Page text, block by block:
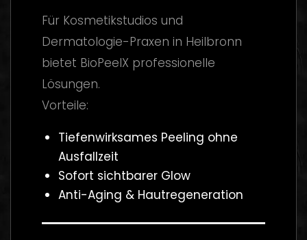
Für Kosmetikstudios und
Dermatologie-Praxen in Heilbronn
bietet BioPeelX professionelle
Lösungen.
Vorteile:
Tiefenwirksames Peeling ohne
Ausfallzeit
Sofort sichtbarer Glow
Anti-Aging & Hautregeneration